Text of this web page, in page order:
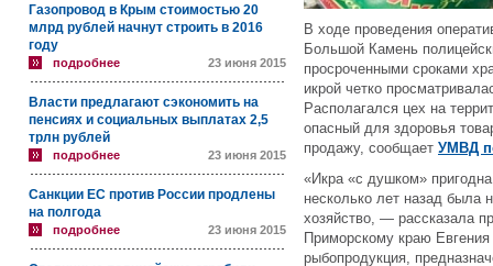
Газопровод в Крым стоимостью 20
млрд рублей начнут строить в 2016
году
подробнее 23 июня 2015
Власти предлагают сэкономить на
пенсиях и социальных выплатах 2,5
трлн рублей
подробнее 23 июня 2015
Санкции ЕС против России продлены
на полгода
подробнее 23 июня 2015
В ходе проведения
Большой Камень
просроченными сроками
икрой четко
Располагался цех на
опасный для здоровья
продажу, сообщает УМВД
«Икра «с душком»
несколько лет назад была
хозяйство, — рассказала
Приморскому краю
рыбопродукция,